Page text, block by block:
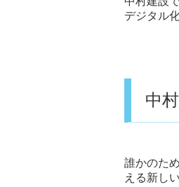
デジタル
中
誰かのた
える新し